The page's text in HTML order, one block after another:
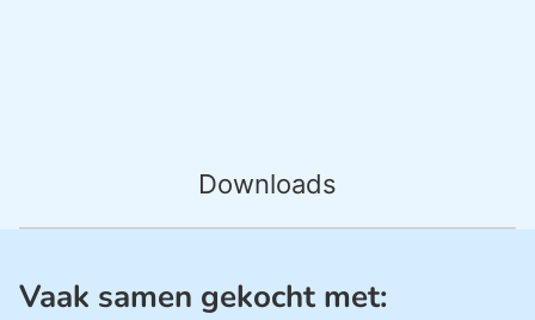
Downloads
Vaak samen gekocht met: